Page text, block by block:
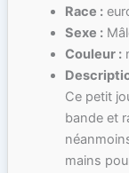
Race :
Sexe :
Couleur :
Ce petit
bande et
mains